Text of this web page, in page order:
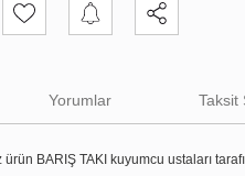
Yorumlar Taksit
BARIŞ TAKI kuyumcu ustaları